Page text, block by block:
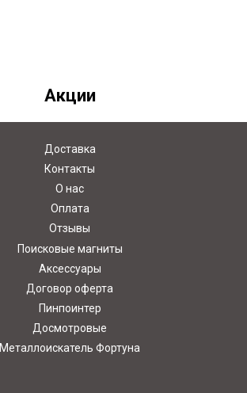
Акции
Доставка
Контакты
О нас
Оплата
Отзывы
Поисковые магниты
Аксессуары
Договор оферта
Пинпоинтер
Досмотровые
Металлоискатель Фортуна